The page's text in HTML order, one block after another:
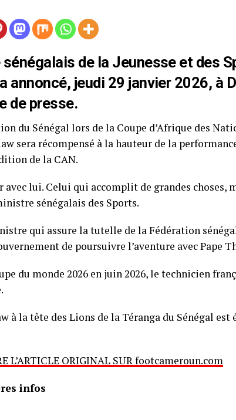
sénégalais de la Jeunesse et des
annoncé, jeudi 29 janvier 2026, à
de presse.
du Sénégal lors de la Coupe d’Afrique des
sera récompensé à la hauteur de la
de la CAN.
avec lui. Celui qui accomplit de grandes choses,
sénégalais des Sports.
qui assure la tutelle de la Fédération
de poursuivre l’aventure avec Pape
du monde 2026 en juin 2026, le technicien
à la tête des Lions de la Téranga du Sénégal
L’ARTICLE ORIGINAL SUR footcameroun.com
infos